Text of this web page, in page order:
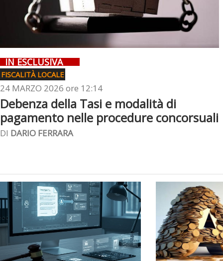
IN ESCLUSIVA
FISCALITÀ LOCALE
24 MARZO 2026 ore 12:14
Debenza della Tasi e modalità di
pagamento nelle procedure concorsuali
DI DARIO FERRARA